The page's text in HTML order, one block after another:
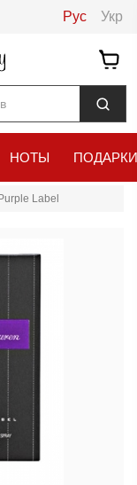
Рус Укр
НОТЫ ПОДАРКИ
Label